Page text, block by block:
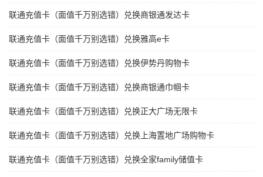
联通充值卡（面值千万别选错）兑换商银通发达卡
联通充值卡（面值千万别选错）兑换雅高e卡
联通充值卡（面值千万别选错）兑换伊势丹购物卡
联通充值卡（面值千万别选错）兑换商银通巾帼卡
联通充值卡（面值千万别选错）兑换正大广场无限卡
联通充值卡（面值千万别选错）兑换上海置地广场购物卡
联通充值卡（面值千万别选错）兑换全家family储值卡